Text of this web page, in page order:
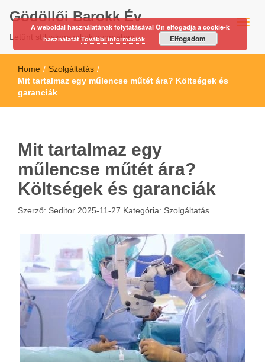
Gödöllői Barokk Év
Letűnt stíluskorszakok nyomában…
Home / Szolgáltatás /
Mit tartalmaz egy műlencse műtét ára? Költségek és
garanciák
Mit tartalmaz egy
műlencse műtét ára?
Költségek és garanciák
Szerző: Seditor 2025-11-27 Kategória: Szolgáltatás
A weboldal használatának folytatásával Ön elfogadja a cookie-k
használatátTovábbi információk Elfogadom